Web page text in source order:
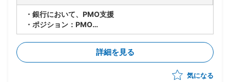
・銀行において、PMO支援
・ポジション：PMO
・市場系システム開発に伴うPMO業務
詳細を見る
気になる